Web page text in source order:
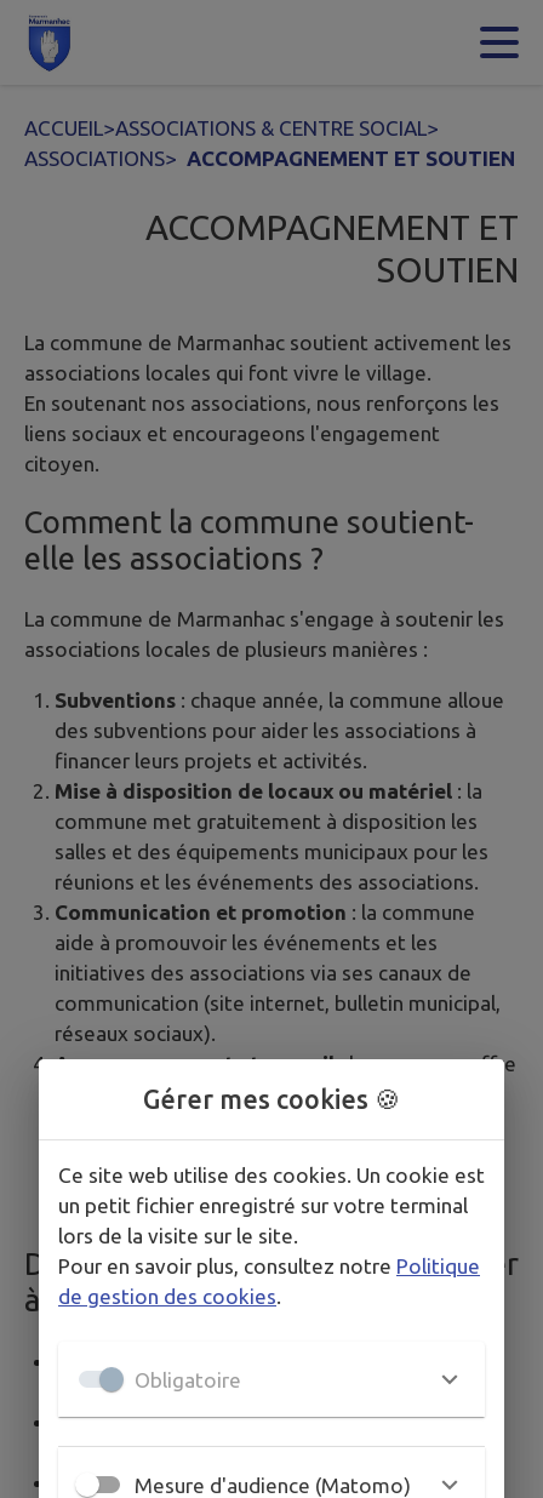
Contenu
ACCUEIL>ASSOCIATIONS & CENTRE SOCIAL>
ASSOCIATIONS> ACCOMPAGNEMENT ET SOUTIEN
ACCOMPAGNEMENT ET
SOUTIEN
La commune de Marmanhac soutient activement les
associations locales qui font vivre le village.
En soutenant nos associations, nous renforçons les
liens sociaux et encourageons l'engagement
citoyen.
Comment la commune soutient-
elle les associations ?
La commune de Marmanhac s'engage à soutenir les
associations locales de plusieurs manières :
Subventions : chaque année, la commune alloue
des subventions pour aider les associations à
financer leurs projets et activités.
Mise à disposition de locaux ou matériel : la
commune met gratuitement à disposition les
salles et des équipements municipaux pour les
réunions et les événements des associations.
Communication et promotion : la commune
aide à promouvoir les événements et les
initiatives des associations via ses canaux de
communication (site internet, bulletin municipal,
réseaux sociaux).
Accompagnement et conseil: la commune offre
un soutien administratif et logistique pour aider
De votre côté, comment contribuer
à la vie associative ?
associations.
Participez aux événements: venez nombreux
aux manifestations organisées.
Créez votre association: vous souhaitez créer
Gérer mes cookies 🍪
Ce site web utilise des cookies. Un cookie est
un petit fichier enregistré sur votre terminal
lors de la visite sur le site.
Pour en savoir plus, consultez notre Politique
de gestion des cookies.
Obligatoire
Mesure d'audience (Matomo)